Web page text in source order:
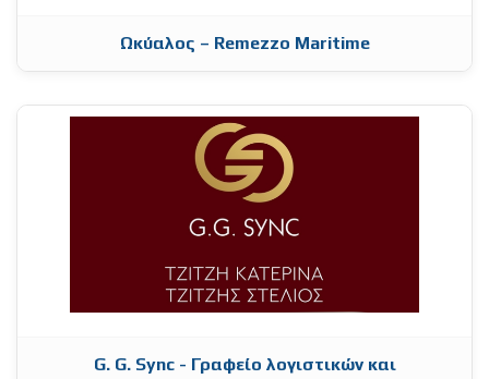
Ωκύαλος – Remezzo Maritime
G. G. Sync - Γραφείο λογιστικών και